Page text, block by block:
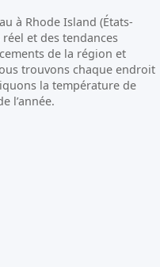
à Rhode Island (États-
et des tendances
de la région et
trouvons chaque endroit
la température de
l’année.